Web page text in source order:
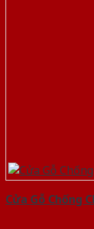
Cửa Gỗ Chống